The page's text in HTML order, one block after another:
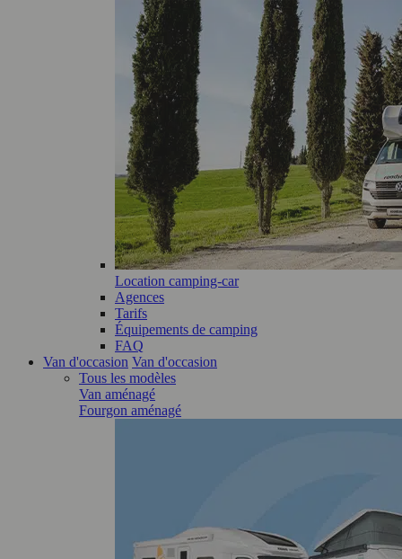
Location camping-car
Agences
Tarifs
Équipements de camping
FAQ
Van d'occasion Van d'occasion
Tous les modèles
Van aménagé
Fourgon aménagé